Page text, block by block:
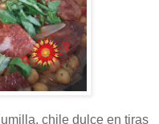
chile dulce en tiras